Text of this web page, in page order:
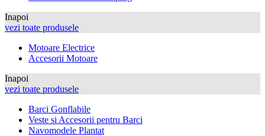
Inapoi
vezi toate produsele
Motoare Electrice
Accesorii Motoare
Inapoi
vezi toate produsele
Barci Gonflabile
Veste si Accesorii pentru Barci
Navomodele Plantat